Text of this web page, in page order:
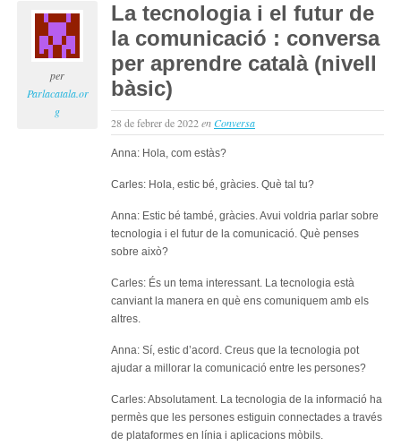
per
Parlacatala.or
g
La tecnologia i el futur de
la comunicació : conversa
per aprendre català (nivell
bàsic)
28 de febrer de 2022enConversa
Anna: Hola, com estàs?
Carles: Hola, estic bé, gràcies. Què tal tu?
Anna: Estic bé també, gràcies. Avui voldria parlar sobre
tecnologia i el futur de la comunicació. Què penses
sobre això?
Carles: És un tema interessant. La tecnologia està
canviant la manera en què ens comuniquem amb els
altres.
Anna: Sí, estic d’acord. Creus que la tecnologia pot
ajudar a millorar la comunicació entre les persones?
Carles: Absolutament. La tecnologia de la informació ha
permès que les persones estiguin connectades a través
de plataformes en línia i aplicacions mòbils.